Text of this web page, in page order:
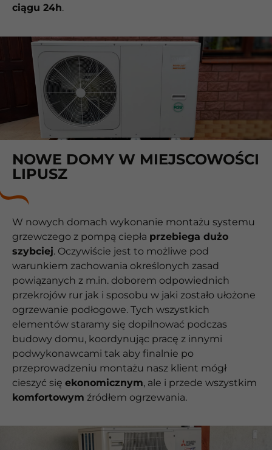
ciągu 24h.
NOWE DOMY W MIEJSCOWOŚCI
LIPUSZ
W nowych domach wykonanie montażu systemu
grzewczego z pompą ciepła przebiega dużo
szybciej. Oczywiście jest to możliwe pod
warunkiem zachowania określonych zasad
powiązanych z m.in. doborem odpowiednich
przekrojów rur jak i sposobu w jaki zostało ułożone
ogrzewanie podłogowe. Tych wszystkich
elementów staramy się dopilnować podczas
budowy domu, koordynując pracę z innymi
podwykonawcami tak aby finalnie po
przeprowadzeniu montażu nasz klient mógł
cieszyć się ekonomicznym, ale i przede wszystkim
komfortowym źródłem ogrzewania.